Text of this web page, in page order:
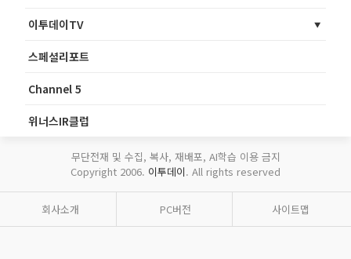
이투데이TV
스페셜리포트
Channel 5
위너스IR클럽
무단전재 및 수집, 복사, 재배포, AI학습 이용 금지
Copyright 2006. 이투데이. All rights reserved
회사소개 PC버전 사이트맵